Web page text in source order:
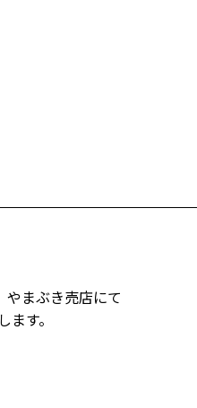
やまぶき売店にて
す。